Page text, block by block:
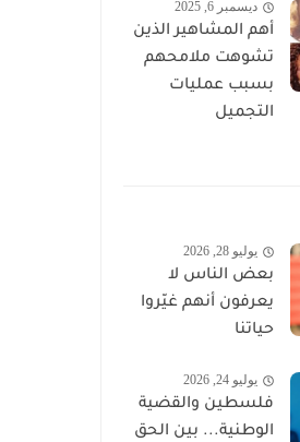
ديسمبر 6, 2025
أهم المشاهير الذين
تشوهت ملامحهم
بسبب عمليات
التجميل
يوليو 28, 2026
بعض الناس لا
يعرفون أنهم غيّروا
حياتنا
يوليو 24, 2026
فلسطين والقضية
الوطنية... بين الحق